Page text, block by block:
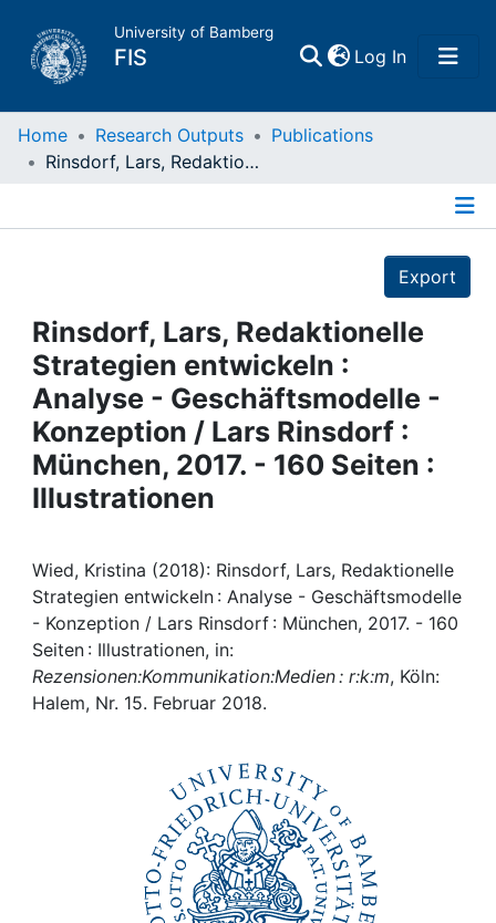
University of Bamberg
FIS Log In(current)
Home
Projects
People
Institutions
Awards
Help
Home Research Outputs
Publications
Rinsdorf, Lars, Redaktionelle Strategien entwickeln : Analyse - Geschäftsmodelle - Konzeption / Lars Rinsdorf : München, 2017. - 160 Seiten : Illustrationen
Export
Rinsdorf, Lars, Redaktionelle
Strategien entwickeln :
Analyse - Geschäftsmodelle -
Konzeption / Lars Rinsdorf :
München, 2017. - 160 Seiten :
Illustrationen
Wied, Kristina (2018): Rinsdorf, Lars, Redaktionelle
Strategien entwickeln : Analyse - Geschäftsmodelle
- Konzeption / Lars Rinsdorf : München, 2017. - 160
Seiten : Illustrationen, in:
Rezensionen:Kommunikation:Medien : r:k:m, Köln:
Halem, Nr. 15. Februar 2018.